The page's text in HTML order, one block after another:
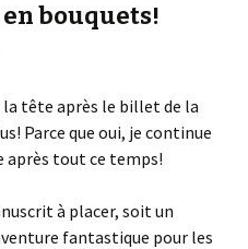
bouquets!
la tête après le billet de la
Parce que oui, je continue
après tout ce temps!
à placer, soit un
fantastique pour les